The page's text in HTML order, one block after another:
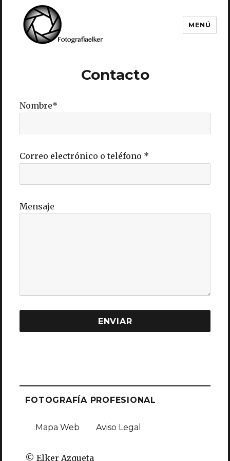
MENÚ
Contacto
Nombre*
Correo electrónico o teléfono *
Mensaje
FOTOGRAFÍA PROFESIONAL
Mapa Web Aviso Legal
© Elker Azqueta